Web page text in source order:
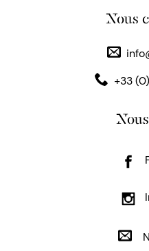
Nous
+33